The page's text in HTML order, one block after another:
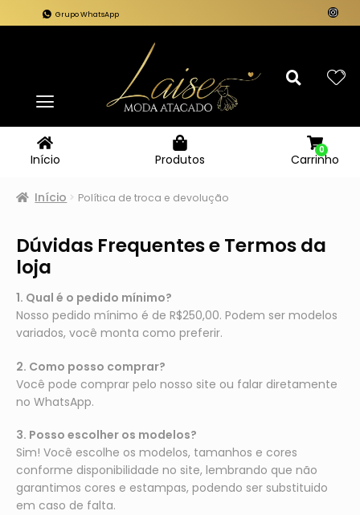
Grupo WhatsApp
Início Produtos Carrinho
0
Início Política de troca e devolução
Dúvidas Frequentes e Termos da
loja
1. Qual é o pedido mínimo?
Nosso pedido mínimo é de R$250,00. Podem ser modelos
variados, você monta como preferir.
2. Como posso comprar?
Você pode comprar pelo nosso site ou falar diretamente
no WhatsApp.
3. Posso escolher os modelos?
Sim! Você escolhe os modelos, tamanhos e cores
conforme disponibilidade no site, lembrando que não
garantimos cores e estampas, podendo ser substituido
em caso de falta.